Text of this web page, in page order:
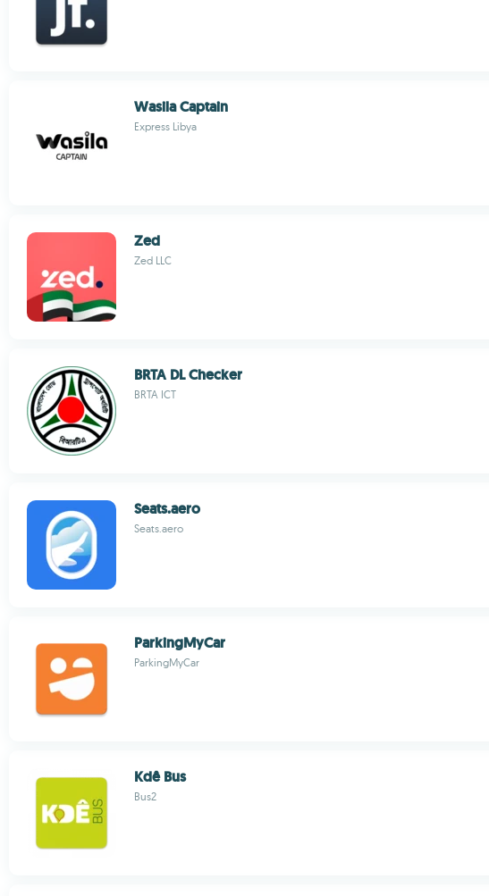
Wasila Captain
Express Libya
Zed
Zed LLC
BRTA DL Checker
BRTA ICT
Seats.aero
Seats.aero
ParkingMyCar
ParkingMyCar
Kdê Bus
Bus2